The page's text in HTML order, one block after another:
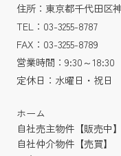
住所：東京都千代田区
TEL：03-3255-8787
FAX：03-3255-8789
営業時間：9:30～18:30
定休日：水曜日・祝日
ホーム
自社売主物件【販売中】
自社仲介物件【売買】